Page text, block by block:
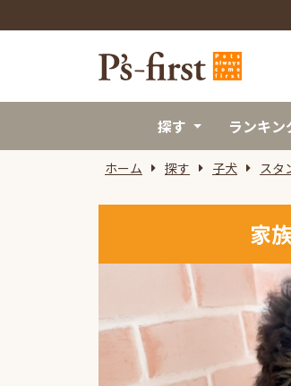
探す ランキン
ホーム 探す 子犬 スタ
家